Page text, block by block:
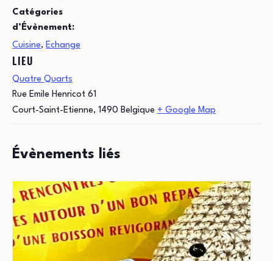
Catégories
d’Évènement:
Cuisine, Echange
LIEU
Quatre Quarts
Rue Emile Henricot 61
Court-Saint-Etienne, 1490 Belgique + Google Map
Évènements liés